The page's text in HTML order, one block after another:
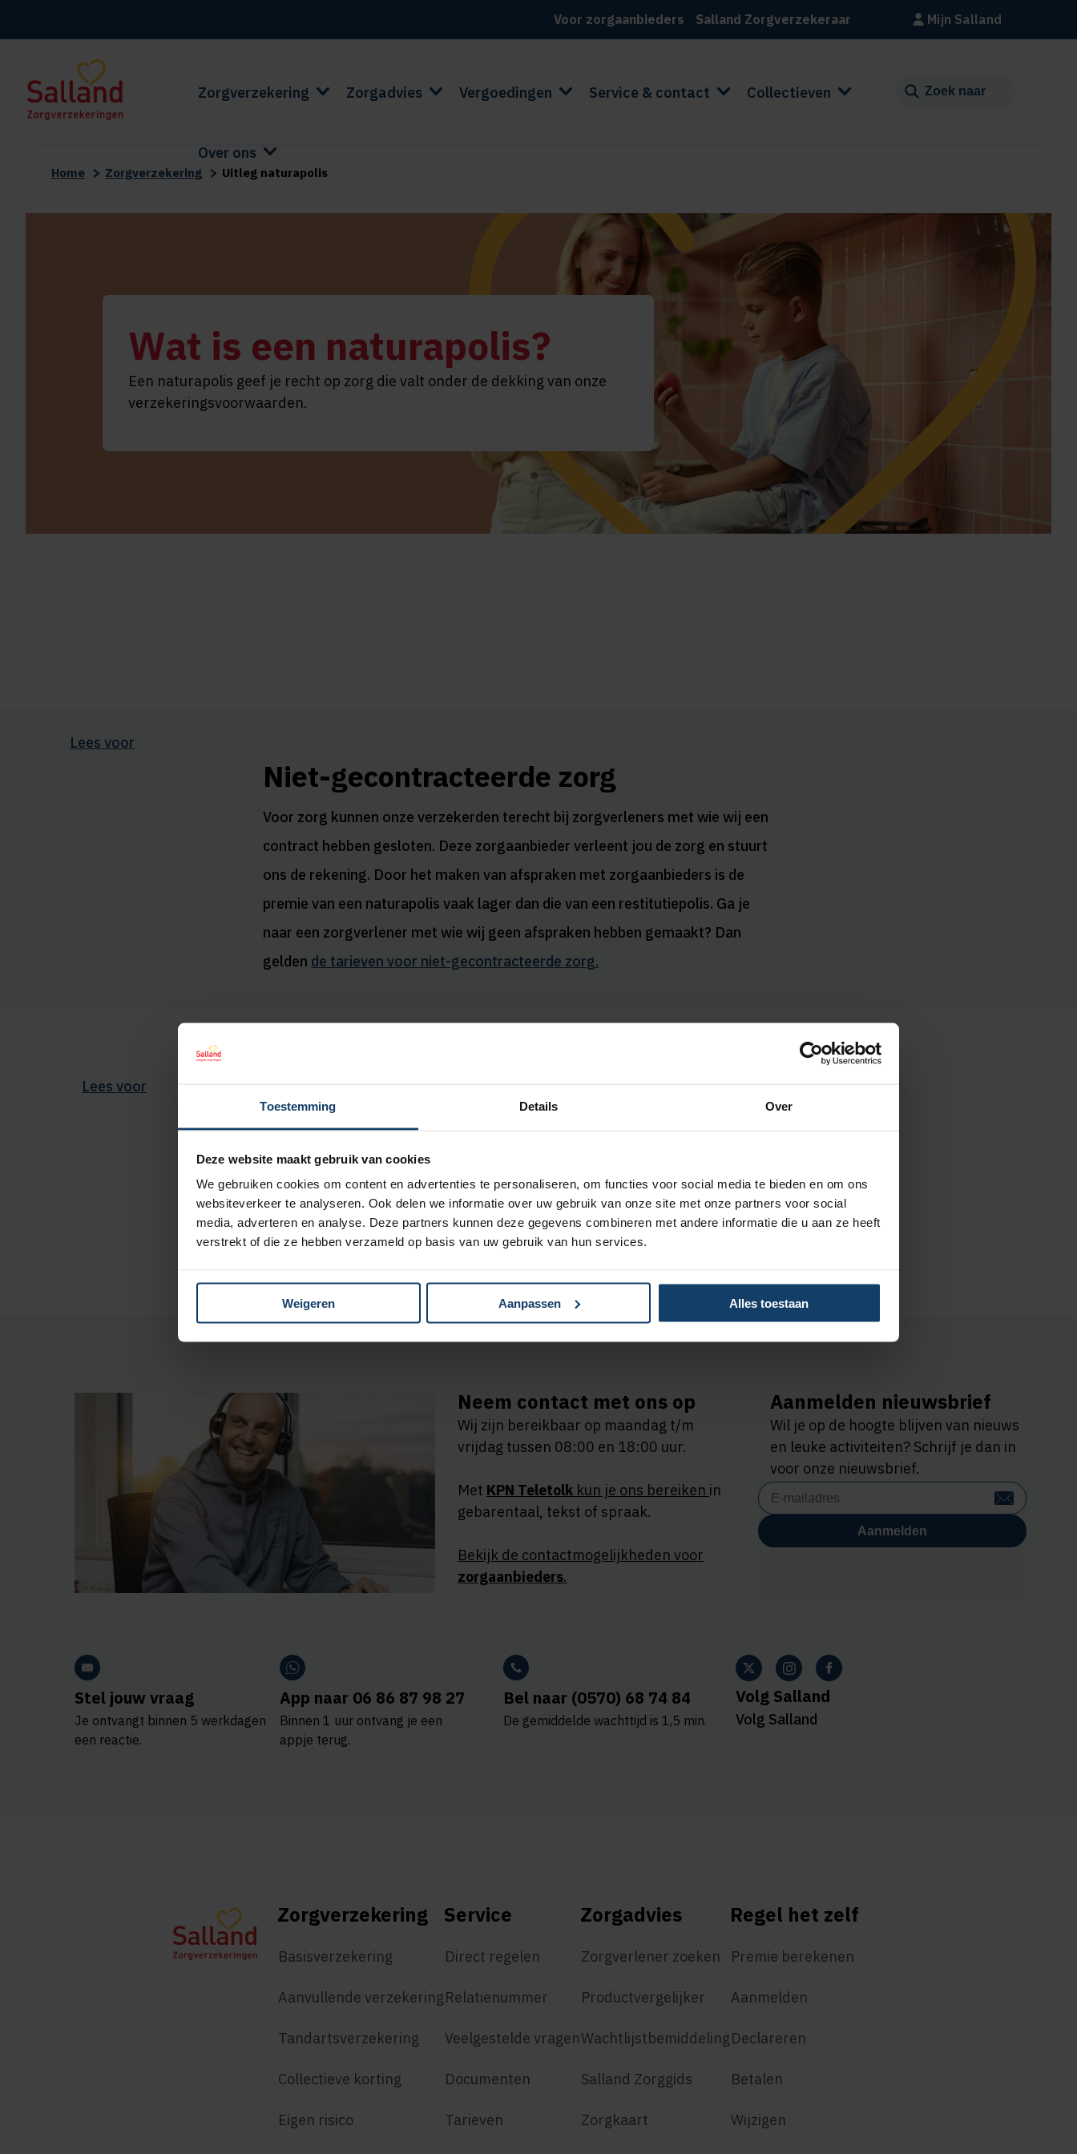
Toestemming Details Over
Deze website maakt gebruik van cookies
We gebruiken cookies om content en advertenties te personaliseren, om functies voor social media te bieden en om ons
websiteverkeer te analyseren. Ook delen we informatie over uw gebruik van onze site met onze partners voor social
media, adverteren en analyse. Deze partners kunnen deze gegevens combineren met andere informatie die u aan ze heeft
verstrekt of die ze hebben verzameld op basis van uw gebruik van hun services.
Weigeren Aanpassen Alles toestaan
Voor zorgaanbieders Salland Zorgverzekeraar Mijn Salland
Zorgverzekering Zorgadvies Vergoedingen Service & contact Collectieven
Over ons
Home > Zorgverzekering > Uitleg naturapolis
Wat is een naturapolis?
Een naturapolis geef je recht op zorg die valt onder de dekking van onze
verzekeringsvoorwaarden.
Lees voor
Niet-gecontracteerde zorg
Voor zorg kunnen onze verzekerden terecht bij zorgverleners met wie wij een
contract hebben gesloten. Deze zorgaanbieder verleent jou de zorg en stuurt
ons de rekening. Door het maken van afspraken met zorgaanbieders is de
premie van een naturapolis vaak lager dan die van een restitutiepolis. Ga je
naar een zorgverlener met wie wij geen afspraken hebben gemaakt? Dan
gelden de tarieven voor niet-gecontracteerde zorg.
Lees voor
Zorgzoeker
Met onzezorgzoekervind je alle zorgaanbieders bij jou in de buurt. Daar kun je
ook direct zien óf en voor welke behandelingen zij gecontracteerd zijn. Kom je
er niet uit? Neem dan contact op met onze Zorgadvieslijn via (0570) 68 74 70.
Neem contact met ons op
Wij zijn bereikbaar op maandag t/m
vrijdag tussen 08:00 en 18:00 uur.
Met KPN Teletolk kun je ons bereiken in
gebarentaal, tekst of spraak.
Bekijk de contactmogelijkheden voor
zorgaanbieders.
Aanmelden nieuwsbrief
Wil je op de hoogte blijven van nieuws
en leuke activiteiten? Schrijf je dan in
voor onze nieuwsbrief.
Stel jouw vraag
Je ontvangt binnen 5 werkdagen
een reactie.
App naar 06 86 87 98 27
Binnen 1 uur ontvang je een
appje terug.
Bel naar (0570) 68 74 84
De gemiddelde wachttijd is 1,5 min.
Volg Salland
Volg Salland
Zorgverzekering
Basisverzekering
Aanvullende verzekering
Tandartsverzekering
Collectieve korting
Eigen risico
Service
Direct regelen
Relatienummer
Veelgestelde vragen
Documenten
Tarieven
Zorgadvies
Zorgverlener zoeken
Productvergelijker
Wachtlijstbemiddeling
Salland Zorggids
Zorgkaart
Regel het zelf
Premie berekenen
Aanmelden
Declareren
Betalen
Wijzigen